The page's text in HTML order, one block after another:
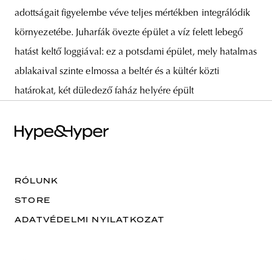
adottságait figyelembe véve teljes mértékben integrálódik
környezetébe. Juharfák övezte épület a víz felett lebegő
hatást keltő loggiával: ez a potsdami épület, mely hatalmas
ablakaival szinte elmossa a beltér és a kültér közti
határokat, két düledező faház helyére épült
RÓLUNK
STORE
ADATVÉDELMI NYILATKOZAT